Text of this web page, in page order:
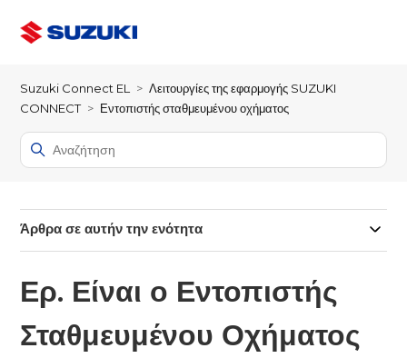
Suzuki Connect EL
Λειτουργίες της εφαρμογής SUZUKI
CONNECT
Εντοπιστής σταθμευμένου οχήματος
Άρθρα σε αυτήν την ενότητα
Ερ. Είναι ο Εντοπιστής
Σταθμευμένου Οχήματος